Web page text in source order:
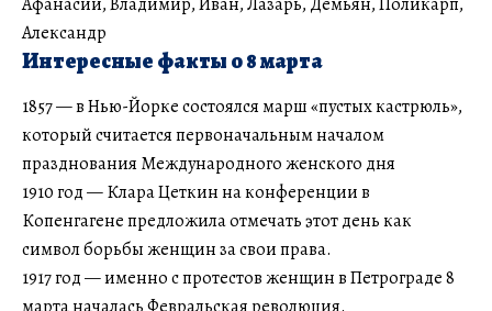
Александр
Интересные факты о 8 марта
1857 — в Нью-Йорке состоялся марш «пустых кастрюль»,
который считается первоначальным началом
празднования Международного женского дня
1910 год — Клара Цеткин на конференции в
Копенгагене предложила отмечать этот день как
символ борьбы женщин за свои права.
1917 год — именно с протестов женщин в Петрограде 8